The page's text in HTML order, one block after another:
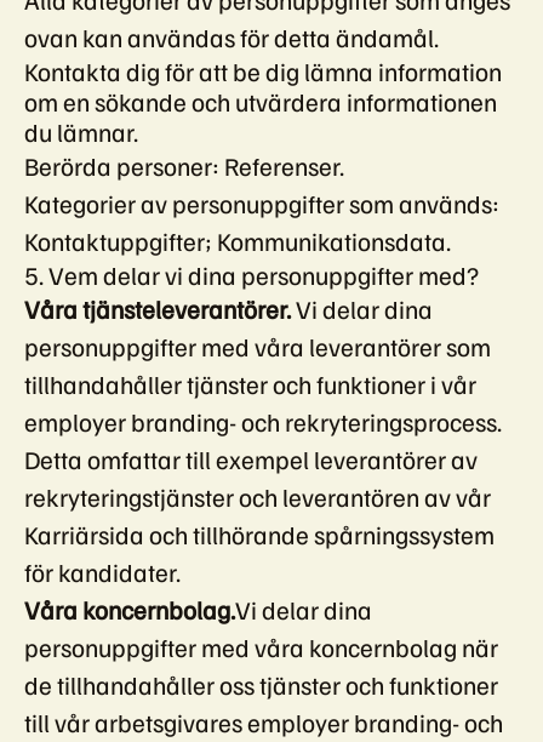
ovan kan användas för detta ändamål.
Kontakta dig för att be dig lämna information
om en sökande och utvärdera informationen
du lämnar.
Berörda personer: Referenser.
Kategorier av personuppgifter som används:
Kontaktuppgifter; Kommunikationsdata.
5. Vem delar vi dina personuppgifter med?
Våra tjänsteleverantörer.Vi delar dina
personuppgifter med våra leverantörer som
tillhandahåller tjänster och funktioner i vår
employer branding- och rekryteringsprocess.
Detta omfattar till exempel leverantörer av
rekryteringstjänster och leverantören av vår
Karriärsida och tillhörande spårningssystem
för kandidater.
Våra koncernbolag.Vi delar dina
personuppgifter med våra koncernbolag när
de tillhandahåller oss tjänster och funktioner
till vår arbetsgivares employer branding- och